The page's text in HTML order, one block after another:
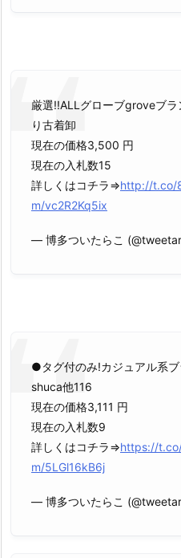
厳選!!ALLグローブgroveブ
り古着卸
現在の価格3,500 円
現在の入札数15
詳しくはコチラ⇒http://t.co/
m/vc2R2Kq5ix
— 博多ついたらこ
●タグ付のみ!カジュアル系
shuca他116
現在の価格3,111 円
現在の入札数9
詳しくはコチラ⇒https://
m/5LGl16kB6j
— 博多ついたらこ